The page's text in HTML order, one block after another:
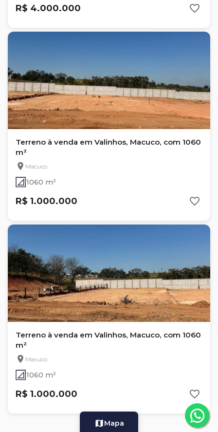
R$ 4.000.000
Terreno à venda em Valinhos, Macuco, com 1060
m²
Macuco
1060 m²
R$ 1.000.000
Terreno à venda em Valinhos, Macuco, com 1060
m²
Macuco
1060 m²
R$ 1.000.000
Mapa